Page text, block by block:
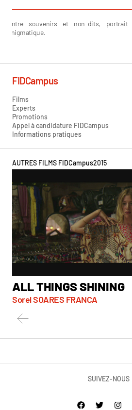
Entre souvenirs et non-dits,
énigmatique.
FIDCampus
Films
Experts
Promotions
Appel à candidature FIDCampus
Informations pratiques
AUTRES FILMS FIDCampus2015
ALL THINGS SHINING
Sorel SOARES FRANCA
SUIVEZ-NOUS